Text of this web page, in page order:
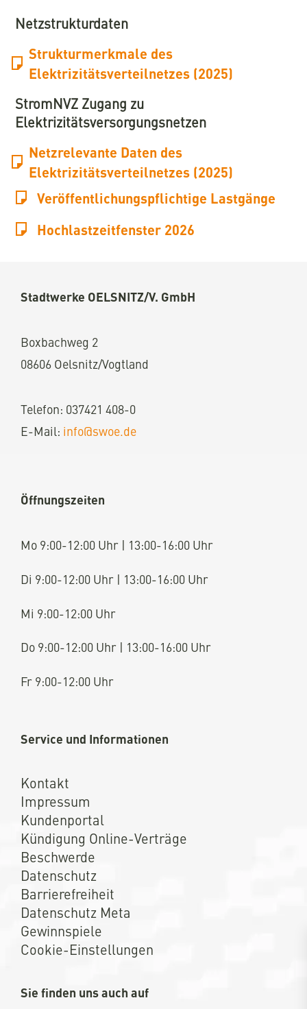
Netzstrukturdaten
Strukturmerkmale des
Elektrizitätsverteilnetzes (2025)
StromNVZ Zugang zu
Elektrizitätsversorgungsnetzen
Netzrelevante Daten des
Elektrizitätsverteilnetzes (2025)
Veröffentlichungspflichtige Lastgänge
Hochlastzeitfenster 2026
Stadtwerke OELSNITZ/V. GmbH
Boxbachweg 2
08606 Oelsnitz/Vogtland
Telefon: 037421 408-0
E-Mail: info@swoe.de
Öffnungszeiten
Mo 9:00-12:00 Uhr | 13:00-16:00 Uhr
Di 9:00-12:00 Uhr | 13:00-16:00 Uhr
Mi 9:00-12:00 Uhr
Do 9:00-12:00 Uhr | 13:00-16:00 Uhr
Fr 9:00-12:00 Uhr
Service und Informationen
Kontakt
Impressum
Kundenportal
Kündigung Online-Verträge
Beschwerde
Datenschutz
Barrierefreiheit
Datenschutz Meta
Gewinnspiele
Cookie-Einstellungen
Sie finden uns auch auf